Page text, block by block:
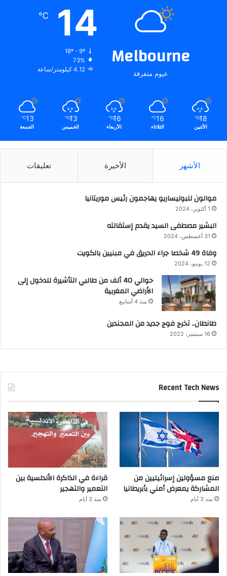
Melbourne
غيوم متفرقة
14
℃
18º - 9º
73%
4.12 كيلومتر/ساعة
18
℃
الأثنين
16
℃
الثلاثاء
16
℃
الأربعاء
13
℃
الخميس
13
℃
الجمعة
الأشهر الأخيرة تعليقات
موالون للبوليساريو يهاجمون رئيس موريتانيا
1 أكتوبر، 2024
البشير مصطفى السيد يقدم إستقالته
31 أغسطس، 2024
وفاة 49 شخصا جراء الحريق في مبنيين بالكويت
12 يونيو، 2024
حوالي 40 ألف من طالبي التأشيرة للدخول إلى
الأراضي المغربية
منذ 4 أسابيع
طانطان.. تخرج فوج جديد من المجندين
16 سبتمبر، 2022
Recent Tech News
منع مسؤولين إسرائيليين من
المشاركة يمعرض أمني بأبريطانيا
منذ 3 أيام
قراءة في الذاكرة الأندلسية بين
التعمير والتهجير
منذ 3 أيام